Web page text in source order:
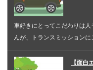
車好きにとってこだわりは
んが、トランスミッションに
【面白